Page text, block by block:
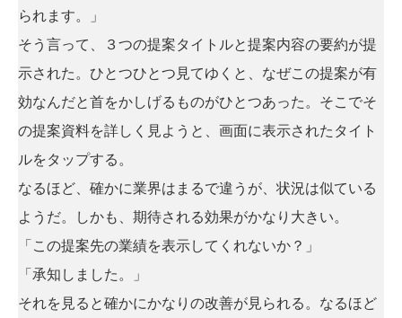
られます。」
そう言って、３つの提案タイトルと提案内容の要約が提
示された。ひとつひとつ見てゆくと、なぜこの提案が有
効なんだと首をかしげるものがひとつあった。そこでそ
の提案資料を詳しく見ようと、画面に表示されたタイト
ルをタップする。
なるほど、確かに業界はまるで違うが、状況は似ている
ようだ。しかも、期待される効果がかなり大きい。
「この提案先の業績を表示してくれないか？」
「承知しました。」
それを見ると確かにかなりの改善が見られる。なるほど